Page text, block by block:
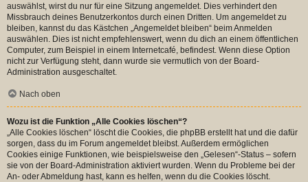
auswählst, wirst du nur für eine Sitzung angemeldet. Dies verhindert den
Missbrauch deines Benutzerkontos durch einen Dritten. Um angemeldet zu
bleiben, kannst du das Kästchen „Angemeldet bleiben“ beim Anmelden
auswählen. Dies ist nicht empfehlenswert, wenn du dich an einem öffentlichen
Computer, zum Beispiel in einem Internetcafé, befindest. Wenn diese Option
nicht zur Verfügung steht, dann wurde sie vermutlich von der Board-
Administration ausgeschaltet.
Nach oben
Wozu ist die Funktion „Alle Cookies löschen“?
„Alle Cookies löschen“ löscht die Cookies, die phpBB erstellt hat und die dafür
sorgen, dass du im Forum angemeldet bleibst. Außerdem ermöglichen
Cookies einige Funktionen, wie beispielsweise den „Gelesen“-Status – sofern
sie von der Board-Administration aktiviert wurden. Wenn du Probleme bei der
An- oder Abmeldung hast, kann es helfen, wenn du die Cookies löscht.